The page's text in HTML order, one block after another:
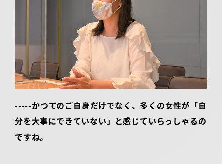
-----かつてのご自身だけでなく、多くの女性が「自
分を大事にできていない」と感じていらっしゃるの
ですね。